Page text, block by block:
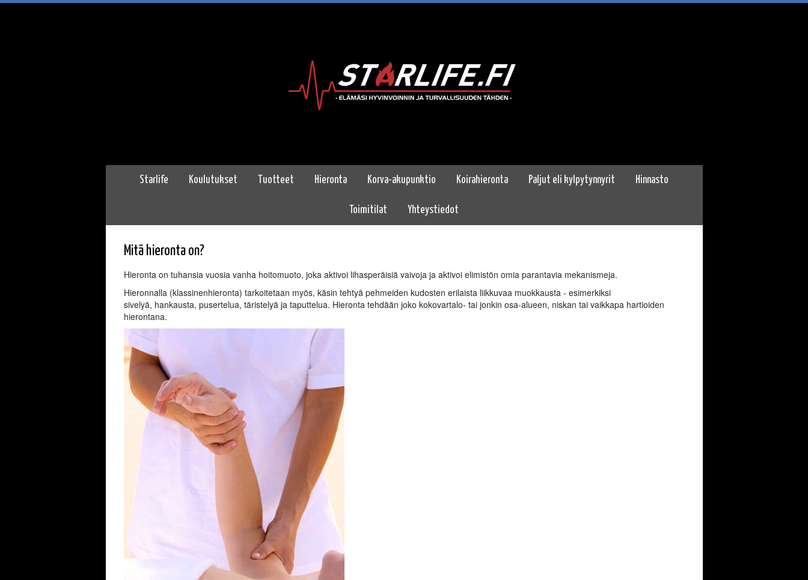
Starlife Koulutukset Tuotteet Hieronta Korva-akupunktio Koirahieronta Paljut eli kylpytynnyrit Hinnasto
Toimitilat Yhteystiedot
Mitä hieronta on?
Hieronta on tuhansia vuosia vanha hoitomuoto, joka aktivoi lihasperäisiä vaivoja ja aktivoi elimistön omia parantavia mekanismeja.
Hieronnalla (klassinenhieronta) tarkoitetaan myös, käsin tehtyä pehmeiden kudosten erilaista liikkuvaa muokkausta - esimerkiksi
sivelyä, hankausta, pusertelua, täristelyä ja taputtelua. Hieronta tehdään joko kokovartalo- tai jonkin osa-alueen, niskan tai vaikkapa hartioiden
hierontana.